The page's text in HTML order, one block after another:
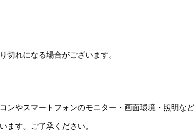
れになる場合がございます。
ンやスマートフォンのモニター・画面環境・照明など
ます。ご了承ください。